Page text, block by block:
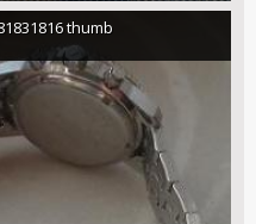
thumb